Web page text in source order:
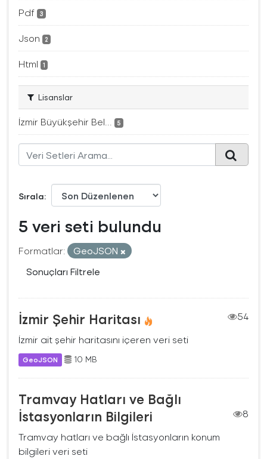
Pdf 3
Json 2
Html 1
Lisanslar
İzmir Büyükşehir Bel... 5
Sırala
5 veri seti bulundu
Formatlar:
GeoJSON
Sonuçları Filtrele
İzmir Şehir Haritası
54
İzmir ait şehir haritasını içeren veri seti
GeoJSON 10 MB
Tramvay Hatları ve Bağlı
İstasyonların Bilgileri
8
Tramvay hatları ve bağlı İstasyonların konum
bilgileri veri seti